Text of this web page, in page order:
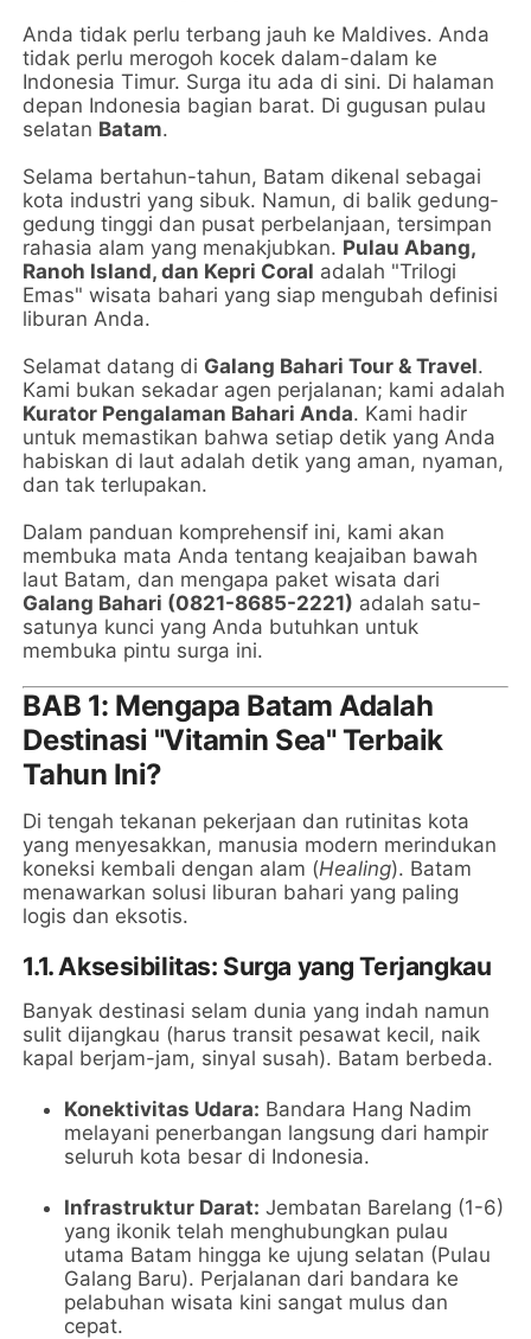
Anda tidak perlu terbang jauh ke Maldives. Anda
tidak perlu merogoh kocek dalam-dalam ke
Indonesia Timur. Surga itu ada di sini. Di halaman
depan Indonesia bagian barat. Di gugusan pulau
selatan Batam.
Selama bertahun-tahun, Batam dikenal sebagai
kota industri yang sibuk. Namun, di balik gedung-
gedung tinggi dan pusat perbelanjaan, tersimpan
rahasia alam yang menakjubkan. Pulau Abang,
Ranoh Island, dan Kepri Coral adalah "Trilogi
Emas" wisata bahari yang siap mengubah definisi
liburan Anda.
Selamat datang di Galang Bahari Tour & Travel.
Kami bukan sekadar agen perjalanan; kami adalah
Kurator Pengalaman Bahari Anda. Kami hadir
untuk memastikan bahwa setiap detik yang Anda
habiskan di laut adalah detik yang aman, nyaman,
dan tak terlupakan.
Dalam panduan komprehensif ini, kami akan
membuka mata Anda tentang keajaiban bawah
laut Batam, dan mengapa paket wisata dari
Galang Bahari (0821-8685-2221) adalah satu-
satunya kunci yang Anda butuhkan untuk
membuka pintu surga ini.
BAB 1: Mengapa Batam Adalah
Destinasi "Vitamin Sea" Terbaik
Tahun Ini?
Di tengah tekanan pekerjaan dan rutinitas kota
yang menyesakkan, manusia modern merindukan
koneksi kembali dengan alam (Healing). Batam
menawarkan solusi liburan bahari yang paling
logis dan eksotis.
1.1. Aksesibilitas: Surga yang Terjangkau
Banyak destinasi selam dunia yang indah namun
sulit dijangkau (harus transit pesawat kecil, naik
kapal berjam-jam, sinyal susah). Batam berbeda.
Konektivitas Udara: Bandara Hang Nadim
melayani penerbangan langsung dari hampir
seluruh kota besar di Indonesia.
Infrastruktur Darat: Jembatan Barelang (1-6)
yang ikonik telah menghubungkan pulau
utama Batam hingga ke ujung selatan (Pulau
Galang Baru). Perjalanan dari bandara ke
pelabuhan wisata kini sangat mulus dan
cepat.